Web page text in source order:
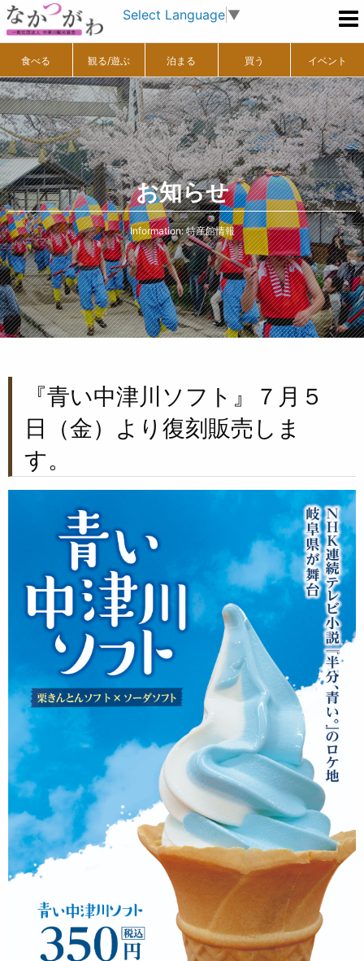
Select Language ▼
食べる 観る/遊ぶ 泊まる 買う イベント
お知らせ
Information: 特産館情報
『青い中津川ソフト』７月５
日（金）より復刻販売しま
す。